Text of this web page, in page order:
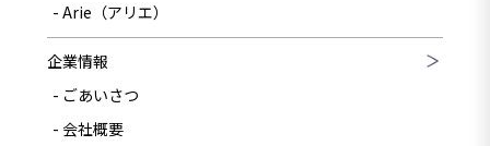
Arie（アリエ）
企業情報
ごあいさつ
会社概要